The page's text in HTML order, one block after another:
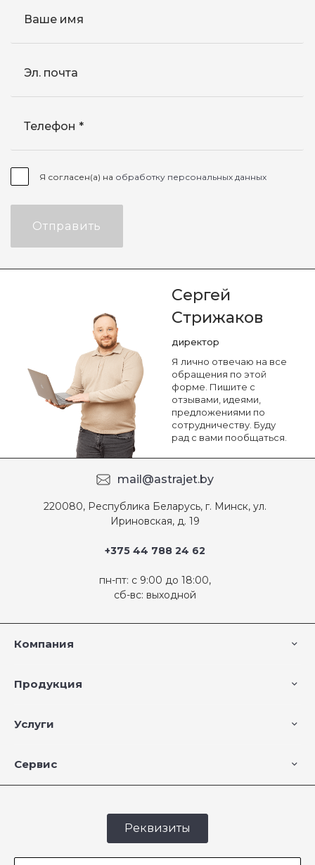
Ваше имя
Эл. почта
Телефон
Я согласен(а) на обработку персональных данных
Отправить
Сергей
Стрижаков
директор
Я лично отвечаю на все
обращения по этой
форме. Пишите с
отзывами, идеями,
предложениями по
сотрудничеству. Буду
рад с вами пообщаться.
mail@astrajet.by
220080, Республика Беларусь, г. Минск, ул.
Ириновская, д. 19
+375 44 788 24 62
пн-пт: с 9:00 до 18:00,
сб-вс: выходной
Компания
Продукция
Услуги
Сервис
Реквизиты